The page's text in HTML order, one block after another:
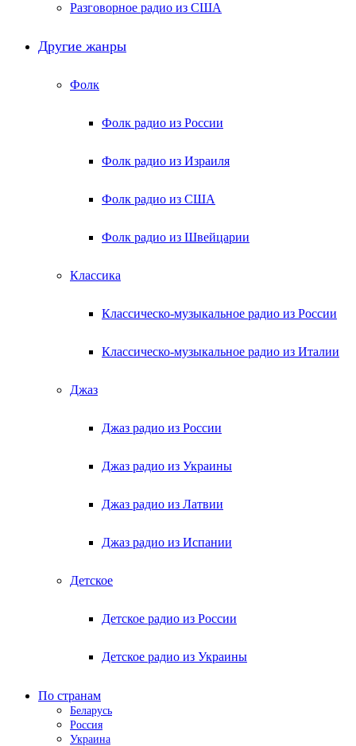
Разговорное радио из США
Другие жанры
Фолк
Фолк радио из России
Фолк радио из Израиля
Фолк радио из США
Фолк радио из Швейцарии
Классика
Классическо-музыкальное радио из России
Классическо-музыкальное радио из Италии
Джаз
Джаз радио из России
Джаз радио из Украины
Джаз радио из Латвии
Джаз радио из Испании
Детское
Детское радио из России
Детское радио из Украины
По странам
Беларусь
Россия
Украина